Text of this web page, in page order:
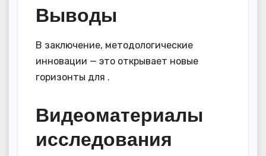
Выводы
В заключение, методологические
инновации — это открывает новые
горизонты для .
Видеоматериалы
исследования